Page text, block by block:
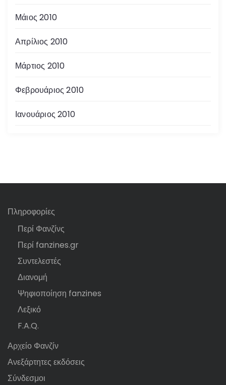
Μάιος 2010
Απρίλιος 2010
Μάρτιος 2010
Φεβρουάριος 2010
Ιανουάριος 2010
Πληροφορίες
Περί Φανζίνς
Περί fanzines.gr
Συντελεστές
Διανομή
Ψηφιοποίηση fanzines
Λεξικό
F.A.Q.
Αρχείο Φανζίν
Ανεξάρτητες εκδόσεις
Σύνδεσμοι